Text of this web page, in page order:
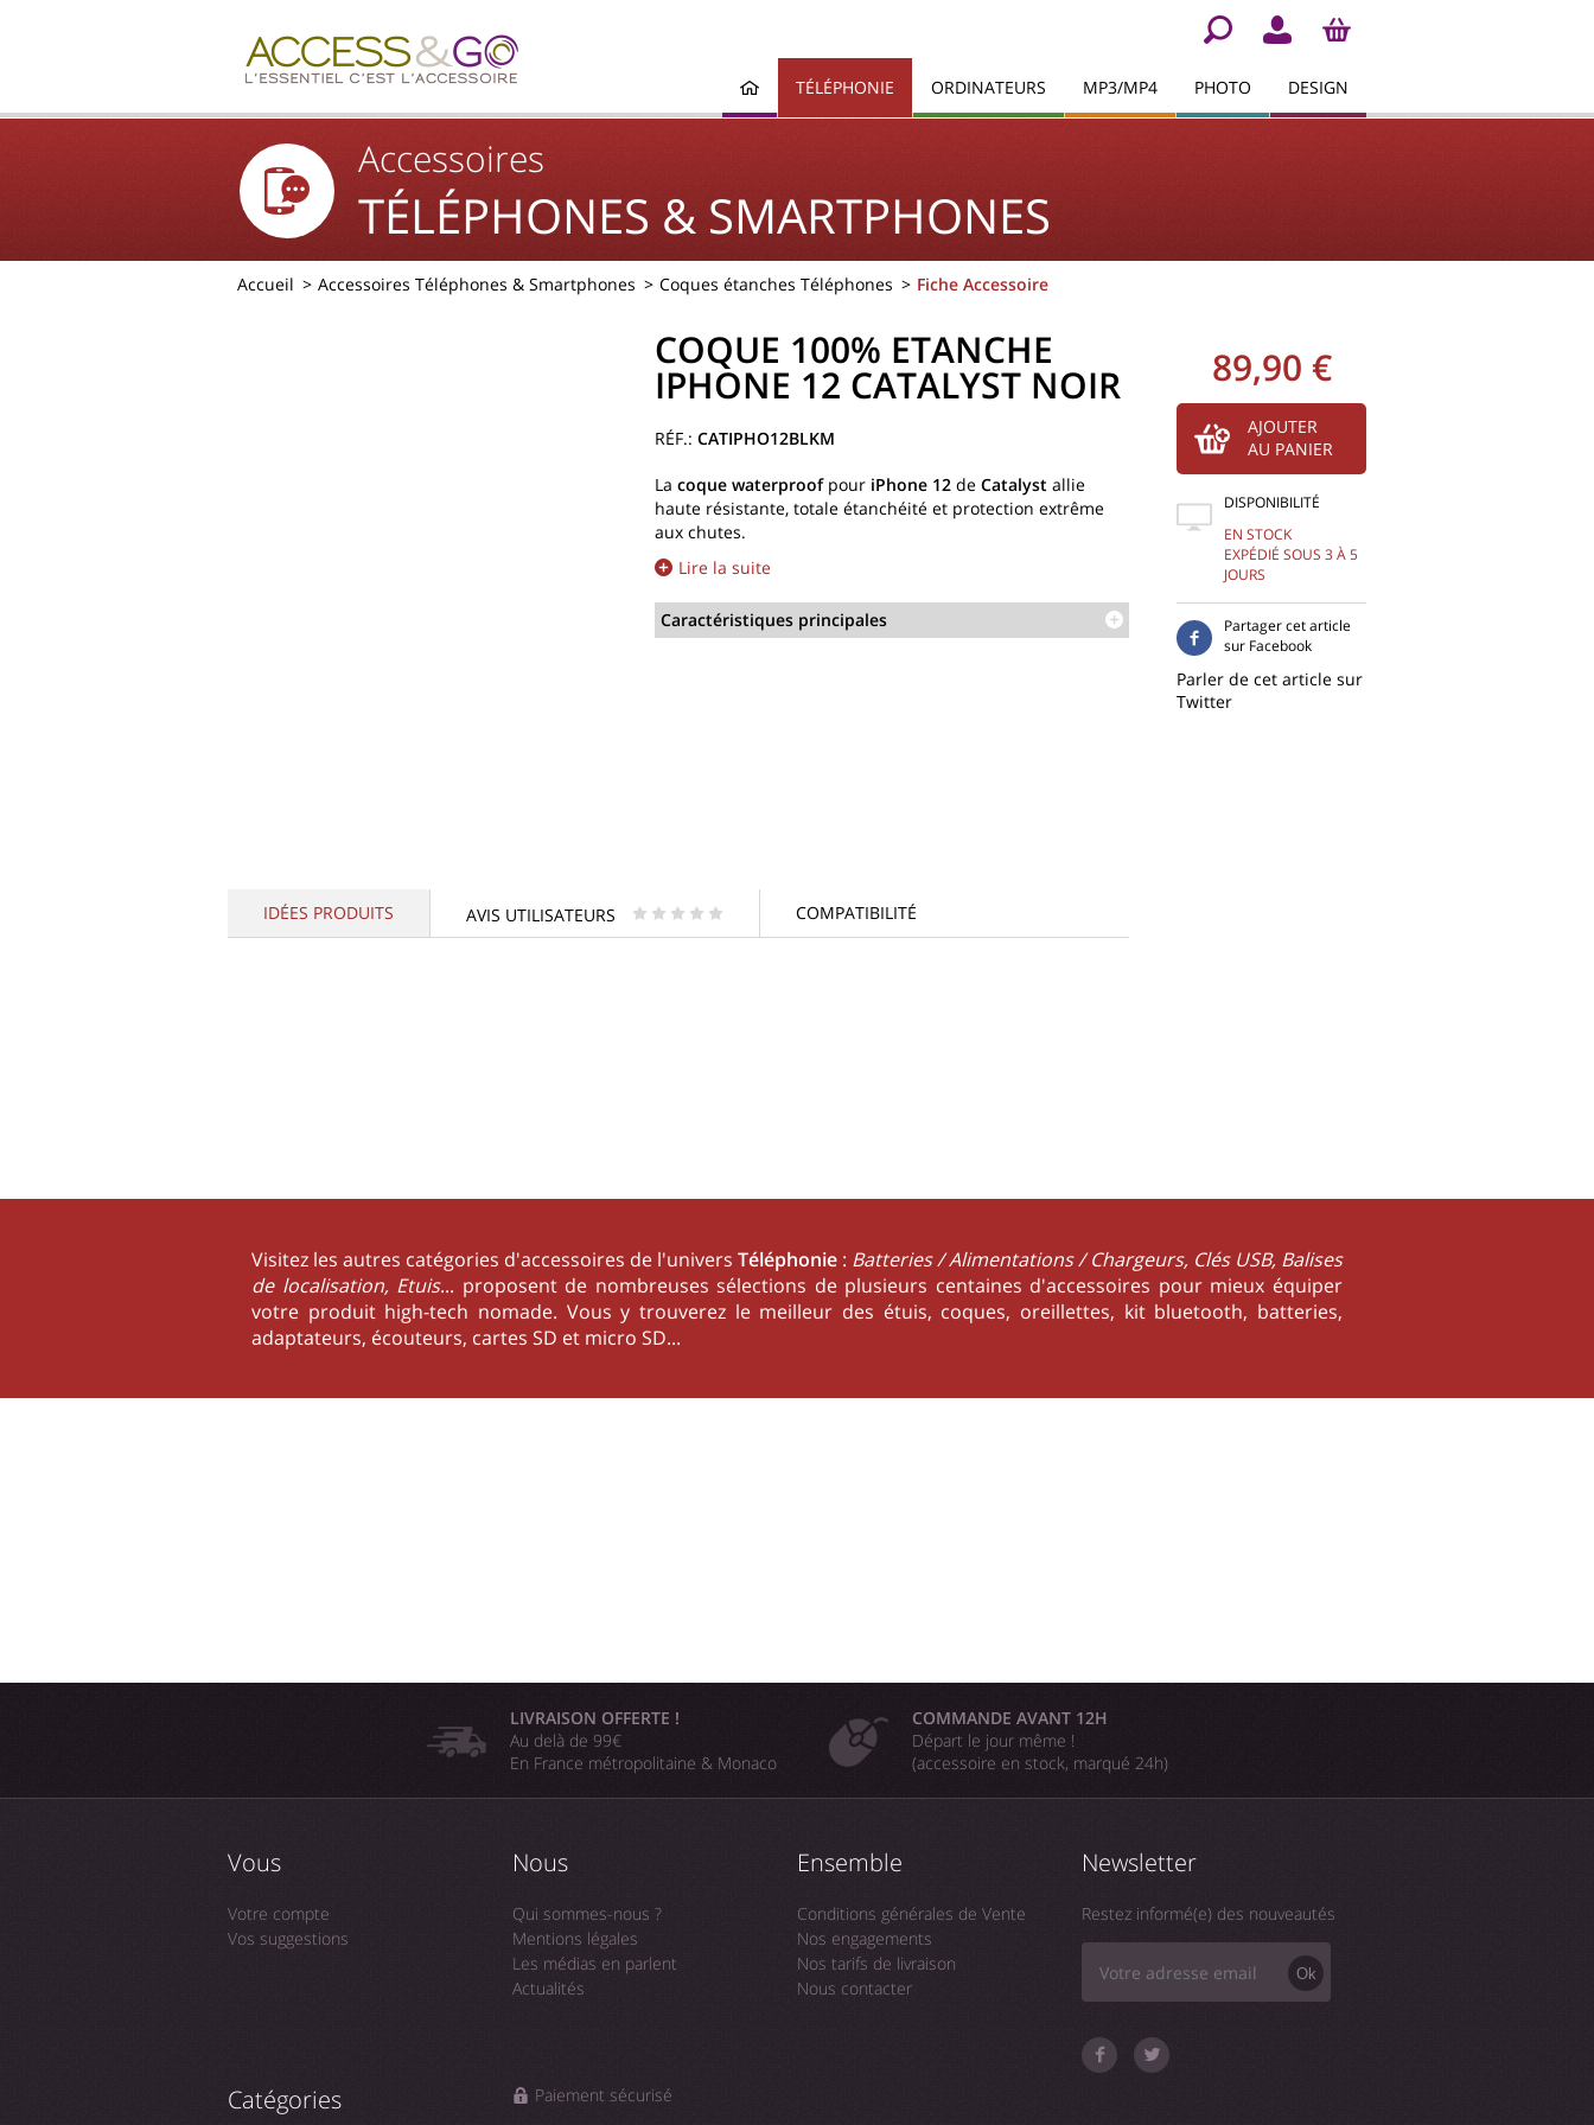
TÉLÉPHONIE ORDINATEURS MP3/MP4 PHOTO DESIGN
Accessoires
TÉLÉPHONES & SMARTPHONES
Accueil Accessoires Téléphones & Smartphones Coques étanches Téléphones Fiche Accessoire
COQUE 100% ETANCHE
IPHONE 12 CATALYST NOIR
CATIPHO12BLKM
La coque waterproofpour iPhone 12 de Catalyst allie
haute résistante, totale étanchéité et protection extrême
aux chutes.
Lire la suite
Caractéristiques principales
89,90 €
AJOUTER
AU PANIER
DISPONIBILITÉ
EN STOCK
EXPÉDIÉ SOUS 3 À 5
JOURS
Partager cet article
sur Facebook
Parler de cet article sur
Twitter
IDÉES PRODUITS AVIS UTILISATEURS * * * * * COMPATIBILITÉ
Visitez les autres catégories d'accessoires de l'univers Téléphonie : Batteries / Alimentations / Chargeurs, Clés USB, Balises
de localisation, Etuis... proposent de nombreuses sélections de plusieurs centaines d'accessoires pour mieux équiper
votre produit high-tech nomade. Vous y trouverez le meilleur des étuis, coques, oreillettes, kit bluetooth, batteries,
adaptateurs, écouteurs, cartes SD et micro SD...
LIVRAISON OFFERTE !
Au delà de 99€
En France métropolitaine & Monaco
COMMANDE AVANT 12H
Départ le jour même !
(accessoire en stock, marqué 24h)
Vous
Votre compte
Vos suggestions
Nous
Qui sommes-nous ?
Mentions légales
Les médias en parlent
Actualités
Ensemble
Conditions générales de Vente
Nos engagements
Nos tarifs de livraison
Nous contacter
Newsletter
Restez informé(e) des nouveautés
Ok
Catégories Paiement sécurisé